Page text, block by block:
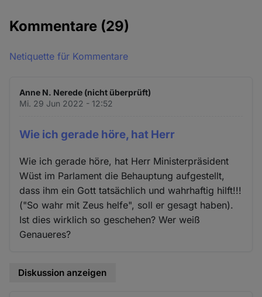
Kommentare (29)
Netiquette für Kommentare
Anne N. Nerede (nicht überprüft)
Mi. 29 Jun 2022 - 12:52
Wie ich gerade höre, hat Herr
Wie ich gerade höre, hat Herr Ministerpräsident
Wüst im Parlament die Behauptung aufgestellt,
dass ihm ein Gott tatsächlich und wahrhaftig hilft!!!
("So wahr mit Zeus helfe", soll er gesagt haben).
Ist dies wirklich so geschehen? Wer weiß
Genaueres?
Diskussion anzeigen